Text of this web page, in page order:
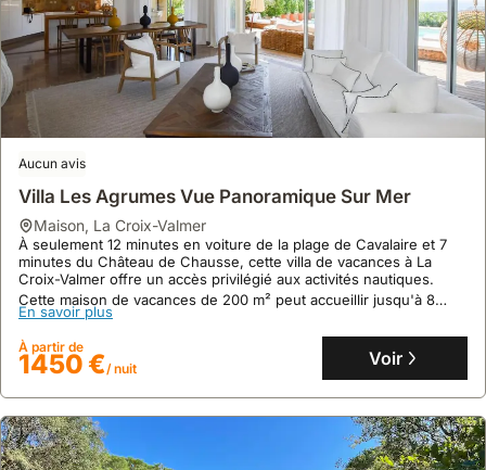
Aucun avis
Villa Les Agrumes Vue Panoramique Sur Mer
maison, La Croix-Valmer
À seulement 12 minutes en voiture de la plage de Cavalaire et 7
minutes du Château de Chausse, cette villa de vacances à La
Croix-Valmer offre un accès privilégié aux activités nautiques.
Cette maison de vacances de 200 m² peut accueillir jusqu'à 8
personnes dans ses 4 chambres et 4 salles de bains, et dispose
d'une piscine extérieure, d'un jardin, du WiFi gratuit et de la
climatisation.
En savoir plus
À partir de
1450 €/ nuit Voir